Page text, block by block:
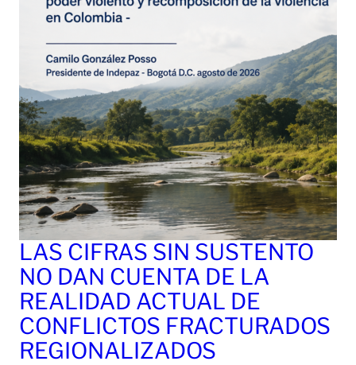
LAS CIFRAS SIN SUSTENTO
NO DAN CUENTA DE LA
REALIDAD ACTUAL DE
CONFLICTOS FRACTURADOS
REGIONALIZADOS